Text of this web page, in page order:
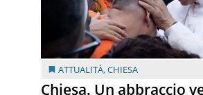
ATTUALITÀ,CHIESA
Chiesa. Un abbraccio